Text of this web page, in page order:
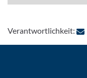
Verantwortlichkeit: